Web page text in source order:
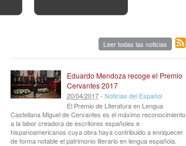
Leer todas las noticias
Eduardo Mendoza recoge el Premio
Cervantes 2017
20/04/2017- Noticias del Español
El Premio de Literatura en Lengua
Castellana Miguel de Cervantes es el máximo reconocimiento
a la labor creadora de escritores españoles e
hispanoamericanos cuya obra haya contribuido a enriquecer
de forma notable el patrimonio literario en lengua española.